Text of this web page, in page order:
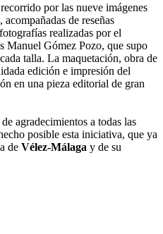
por las nueve imágenes
de reseñas
realizadas por el
Manuel Gómez Pozo, que supo
talla. La maquetación, obra de
edición e impresión del
en una pieza editorial de gran
agradecimientos a todas las
posible esta iniciativa, que ya
de Vélez-Málaga y de su